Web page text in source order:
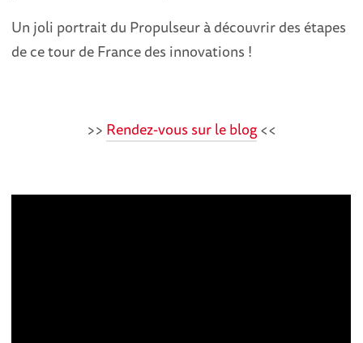
Un joli portrait du Propulseur à découvrir des étapes
de ce tour de France des innovations !
>> Rendez-vous sur le blog<<